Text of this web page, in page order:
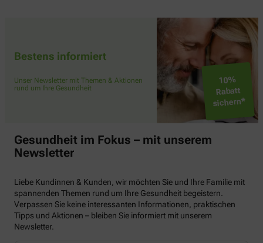
Bestens informiert
Unser Newsletter mit Themen & Aktionen
rund um Ihre Gesundheit
10%
Rabatt
sichern*
Gesundheit im Fokus – mit unserem
Newsletter
Liebe Kundinnen & Kunden, wir möchten Sie und Ihre Familie mit
spannenden Themen rund um Ihre Gesundheit begeistern.
Verpassen Sie keine interessanten Informationen, praktischen
Tipps und Aktionen – bleiben Sie informiert mit unserem
Newsletter.